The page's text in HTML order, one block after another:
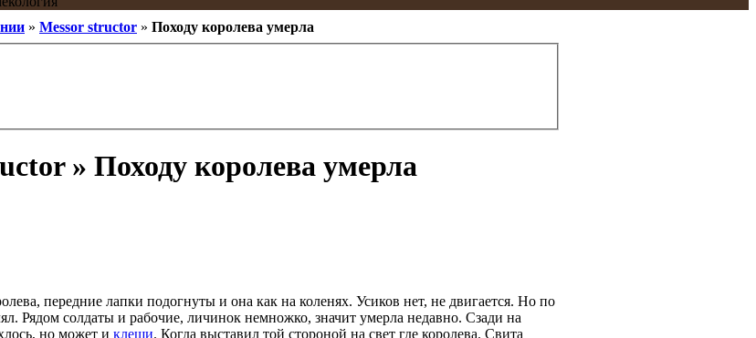
» Messor structor » Походу королева умерла
» Походу королева умерла
передние лапки подогнуты и она как на коленях. Усиков нет, не двигается. Но по
Рядом солдаты и рабочие, личинок немножко, значит умерла недавно. Сзади на
но может и клещи. Когда выставил той стороной на свет где королева. Свита